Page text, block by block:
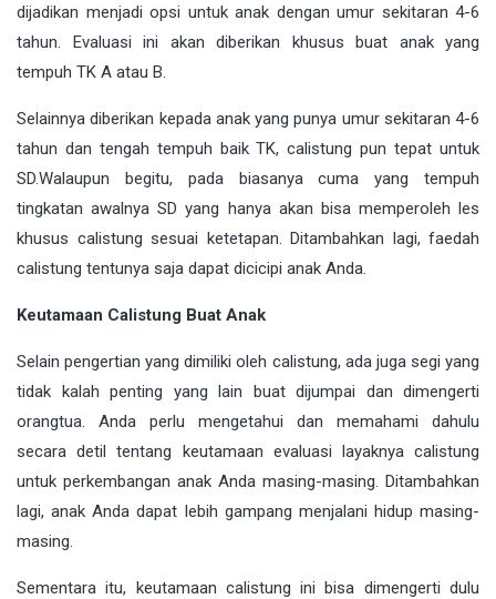
dijadikan menjadi opsi untuk anak dengan umur sekitaran 4-6
tahun. Evaluasi ini akan diberikan khusus buat anak yang
tempuh TK A atau B.
Selainnya diberikan kepada anak yang punya umur sekitaran 4-6
tahun dan tengah tempuh baik TK, calistung pun tepat untuk
SD.Walaupun begitu, pada biasanya cuma yang tempuh
tingkatan awalnya SD yang hanya akan bisa memperoleh les
khusus calistung sesuai ketetapan. Ditambahkan lagi, faedah
calistung tentunya saja dapat dicicipi anak Anda.
Keutamaan Calistung Buat Anak
Selain pengertian yang dimiliki oleh calistung, ada juga segi yang
tidak kalah penting yang lain buat dijumpai dan dimengerti
orangtua. Anda perlu mengetahui dan memahami dahulu
secara detil tentang keutamaan evaluasi layaknya calistung
untuk perkembangan anak Anda masing-masing. Ditambahkan
lagi, anak Anda dapat lebih gampang menjalani hidup masing-
masing.
Sementara itu, keutamaan calistung ini bisa dimengerti dulu